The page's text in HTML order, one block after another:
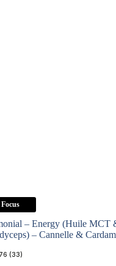
– Energy (Huile MCT
– Cannelle &
(33)